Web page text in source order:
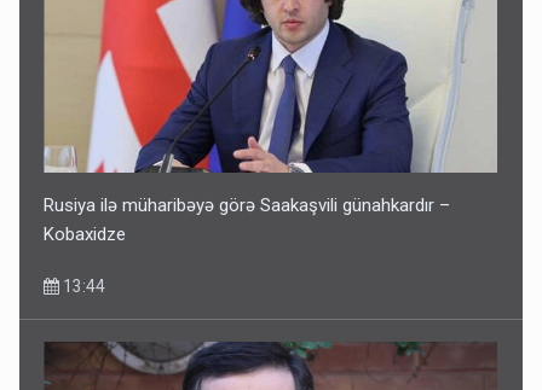
Rusiya ilə müharibəyə görə Saakaşvili günahkardır –
Kobaxidze
13:44